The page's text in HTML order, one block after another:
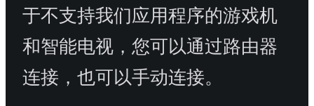
于不支持我们应用程序的游戏机
和智能电视，您可以通过路由器
连接，也可以手动连接。